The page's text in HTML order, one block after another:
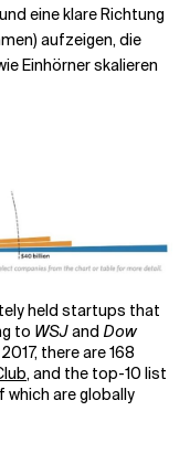
eine klare Richtung
aufzeigen, die
Einhörner skalieren
held startups that
to WSJand Dow
there are 168
, and the top-10 list
are globally